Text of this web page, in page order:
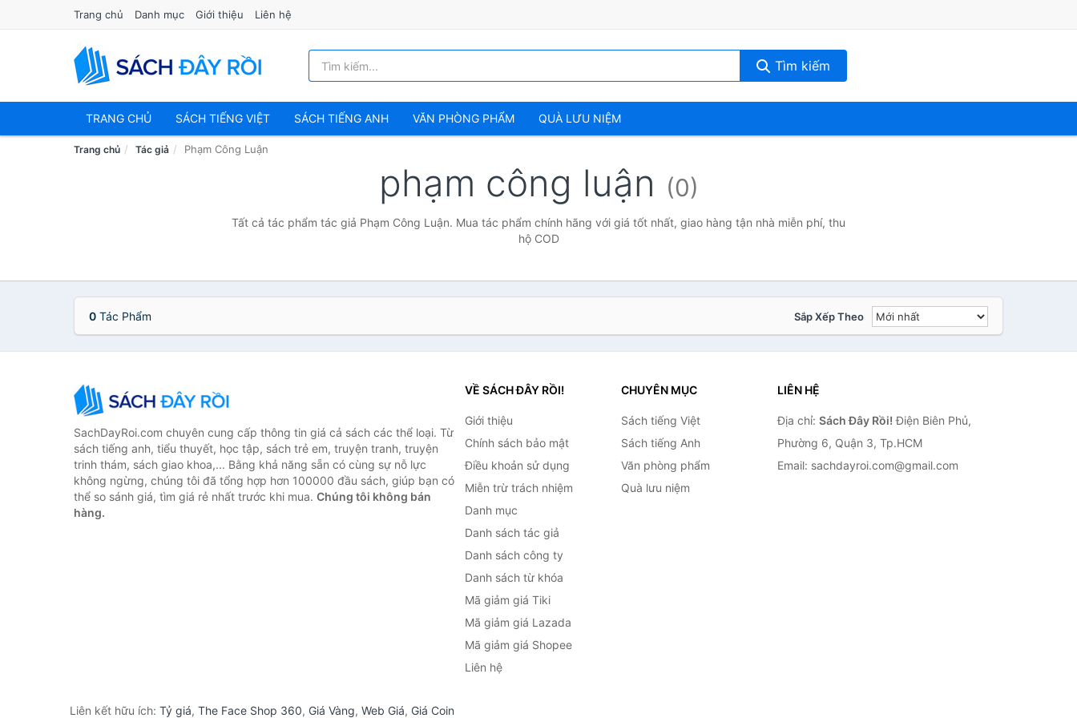
Trang chủ Danh mục Giới thiệu Liên hệ
Tìm kiếm
TRANG CHỦ SÁCH TIẾNG VIỆT SÁCH TIẾNG ANH VĂN PHÒNG PHẨM QUÀ LƯU NIỆM
Trang chủ Tác giả Phạm Công Luận
phạm công luận (0)
Tất cả tác phẩm tác giả Phạm Công Luận. Mua tác phẩm chính hãng với giá tốt nhất, giao hàng tận nhà miễn phí, thu
hộ COD
0 Tác Phẩm Sắp Xếp Theo
SachDayRoi.com chuyên cung cấp thông tin giá cả sách các thể loại. Từ
sách tiếng anh, tiểu thuyết, học tập, sách trẻ em, truyện tranh, truyện
trinh thám, sách giao khoa,... Bằng khả năng sẵn có cùng sự nỗ lực
không ngừng, chúng tôi đã tổng hợp hơn 100000 đầu sách, giúp bạn có
thể so sánh giá, tìm giá rẻ nhất trước khi mua. Chúng tôi không bán
hàng.
VỀ SÁCH ĐÂY RỒI!
Giới thiệu
Chính sách bảo mật
Điều khoản sử dụng
Miễn trừ trách nhiệm
Danh mục
Danh sách tác giả
Danh sách công ty
Danh sách từ khóa
Mã giảm giá Tiki
Mã giảm giá Lazada
Mã giảm giá Shopee
Liên hệ
CHUYÊN MỤC
Sách tiếng Việt
Sách tiếng Anh
Văn phòng phẩm
Quà lưu niệm
LIÊN HỆ
Địa chỉ: Sách Đây Rồi! Điện Biên Phủ,
Phường 6, Quận 3, Tp.HCM
Email: sachdayroi.com@gmail.com
Liên kết hữu ích: Tỷ giá, The Face Shop 360, Giá Vàng, Web Giá, Giá Coin